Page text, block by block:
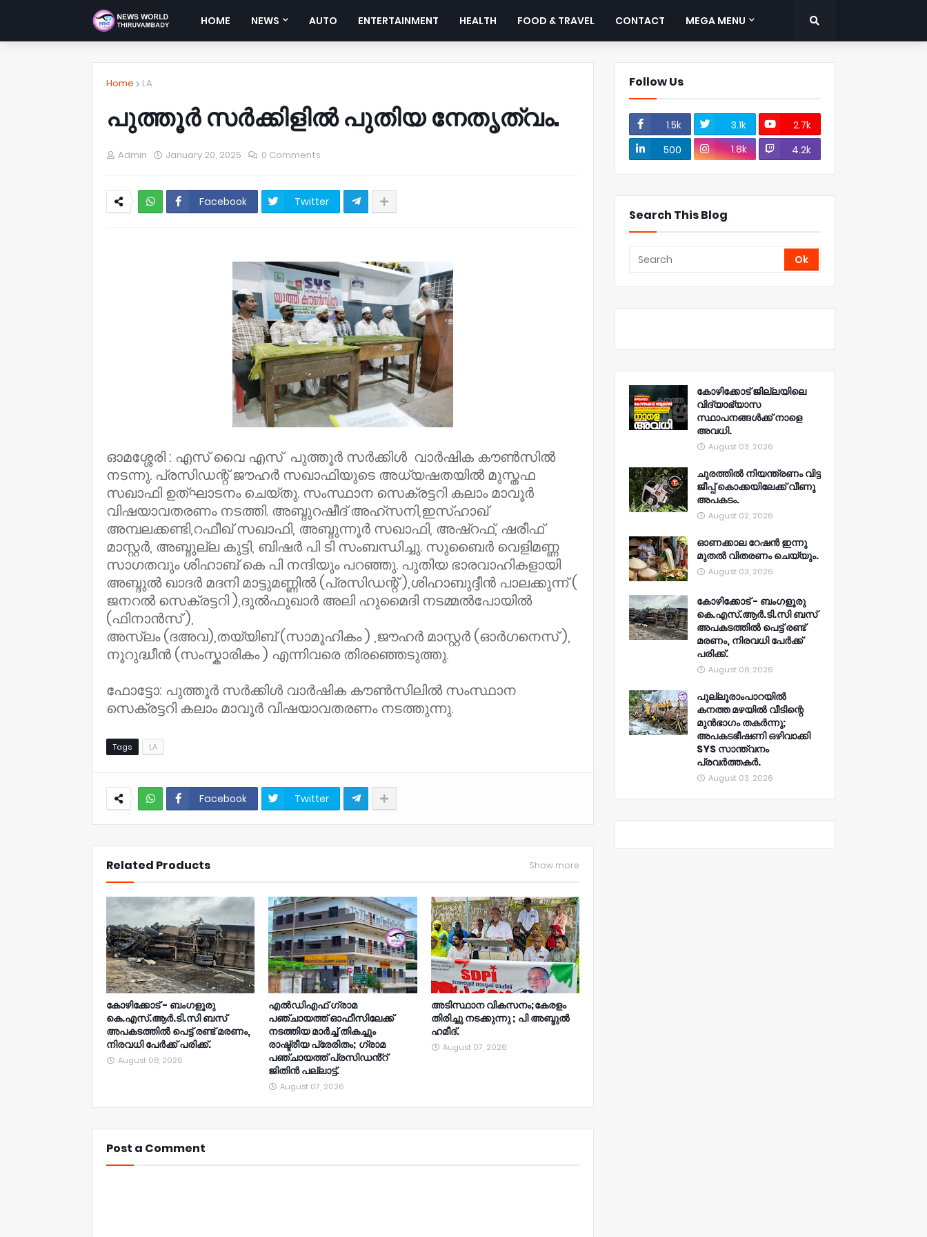
HOME NEWS AUTO ENTERTAINMENT HEALTH FOOD & TRAVEL CONTACT MEGA MENU
Home LA
പുത്തൂർ സർക്കിളിൽ പുതിയ നേതൃത്വം.
Admin January 20, 2025 0 Comments
Facebook Twitter
ഓമശ്ശേരി : എസ് വൈ എസ് പുത്തൂർ സർക്കിൾ വാർഷിക കൗൺസിൽ
നടന്നു. പ്രസിഡന്റ് ജൗഹർ സഖാഫിയുടെ അധ്യഷതയിൽ മുസ്തഫ
സഖാഫി ഉത്ഘാടനം ചെയ്തു. സംസ്ഥാന സെക്രട്ടറി കലാം മാവൂർ
വിഷയാവതരണം നടത്തി. അബ്ദുറഷീദ് അഹ്സനി,ഇസ്ഹാഖ്
അമ്പലക്കണ്ടി,റഫീഖ് സഖാഫി, അബ്ദുന്നൂർ സഖാഫി, അഷ്‌റഫ്‌, ഷരീഫ്
മാസ്റ്റർ, അബ്ദുല്ല കുട്ടി, ബിഷർ പി ടി സംബന്ധിച്ചു. സുബൈർ വെളിമണ്ണ
സാഗതവും ശിഹാബ് കെ പി നന്ദിയും പറഞ്ഞു. പുതിയ ഭാരവാഹികളായി
അബ്ദുൽ ഖാദർ മദനി മാട്ടുമണ്ണിൽ (പ്രസിഡന്റ് ),ശിഹാബുദ്ദീൻ പാലക്കുന്ന് (
ജനറൽ സെക്രട്ടറി ),ദുൽഫുഖാർ അലി ഹുമൈദി നടമ്മൽപോയിൽ
(ഫിനാൻസ് ),
അസ്‌ലം (ദഅവ),തയ്യിബ് (സാമൂഹികം ) ,ജൗഹർ മാസ്റ്റർ (ഓർഗനെസ് ),
നൂറുദ്ധീൻ (സംസ്കാരികം ) എന്നിവരെ തിരഞ്ഞെടുത്തു.
ഫോട്ടോ: പുത്തൂർ സർക്കിൾ വാർഷിക കൗൺസിലിൽ സംസ്ഥാന
സെക്രട്ടറി കലാം മാവൂർ വിഷയാവതരണം നടത്തുന്നു.
Tags LA
Facebook Twitter
Related Products Show more
കോഴിക്കോട് - ബംഗളൂരു
കെ.എസ്.ആർ.ടി.സി ബസ്
അപകടത്തിൽ പെട്ട് രണ്ട് മരണം,
നിരവധി പേർക്ക് പരിക്ക്.
August 08, 2026
എൽഡിഎഫ് ഗ്രാമ
പഞ്ചായത്ത് ഓഫീസിലേക്ക്
നടത്തിയ മാർച്ച് തികച്ചും
രാഷ്ട്രീയ പ്രേരിതം; ഗ്രാമ
പഞ്ചായത്ത് പ്രസിഡൻ്റ്
ജിതിൻ പല്ലാട്ട്.
August 07, 2026
അടിസ്ഥാന വികസനം;കേരളം
തിരിച്ചു നടക്കുന്നു ; പി അബ്ദുൽ
ഹമീദ്.
August 07, 2026
Post a Comment
Follow Us
1.5k 3.1k
2.7k
500
1.8k 4.2k
Search This Blog
കോഴിക്കോട് ജില്ലയിലെ
വിദ്യാഭ്യാസ
സ്ഥാപനങ്ങൾക്ക് നാളെ
അവധി.
August 03, 2026
ചുരത്തിൽ നിയന്ത്രണം വിട്ട
ജീപ്പ് കൊക്കയിലേക്ക് വീണു
അപകടം.
August 02, 2026
ഓണക്കാല റേഷൻ ഇന്നു
മുതല്‍ വിതരണം ചെയ്യും.
August 03, 2026
കോഴിക്കോട് - ബംഗളൂരു
കെ.എസ്.ആർ.ടി.സി ബസ്
അപകടത്തിൽ പെട്ട് രണ്ട്
മരണം, നിരവധി പേർക്ക്
പരിക്ക്.
August 08, 2026
പുല്ലൂരാംപാറയിൽ
കനത്ത മഴയിൽ വീടിന്റെ
മുൻഭാഗം തകർന്നു;
അപകടഭീഷണി ഒഴിവാക്കി
SYS സാന്ത്വനം
പ്രവർത്തകർ.
August 03, 2026